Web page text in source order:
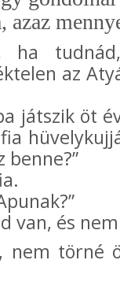
azaz
ha
az
játszik öt
benne?”
van, és
nem törné